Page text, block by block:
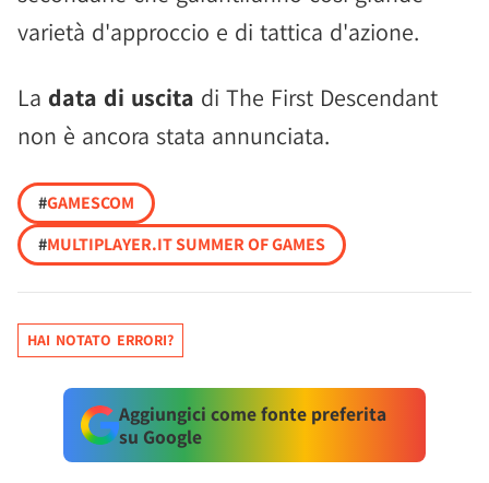
varietà d'approccio e di tattica d'azione.
La data di uscita di The First Descendant
non è ancora stata annunciata.
#GAMESCOM
#MULTIPLAYER.IT SUMMER OF GAMES
HAI NOTATO ERRORI?
Aggiungici come fonte preferita
su Google